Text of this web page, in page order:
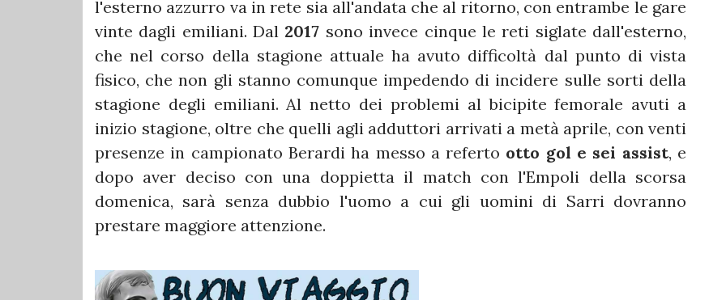
l'esterno azzurro va in rete sia all'andata che al ritorno, con entrambe le gare
vinte dagli emiliani. Dal 2017 sono invece cinque le reti siglate dall'esterno,
che nel corso della stagione attuale ha avuto difficoltà dal punto di vista
fisico, che non gli stanno comunque impedendo di incidere sulle sorti della
stagione degli emiliani. Al netto dei problemi al bicipite femorale avuti a
inizio stagione, oltre che quelli agli adduttori arrivati a metà aprile, con venti
presenze in campionato Berardi ha messo a referto otto gol e sei assist, e
dopo aver deciso con una doppietta il match con l'Empoli della scorsa
domenica, sarà senza dubbio l'uomo a cui gli uomini di Sarri dovranno
prestare maggiore attenzione.